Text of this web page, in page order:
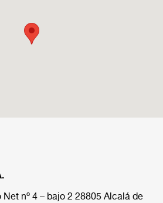
nº 4 – bajo 2 28805 Alcalá de
las diferens sedes que
comercial.